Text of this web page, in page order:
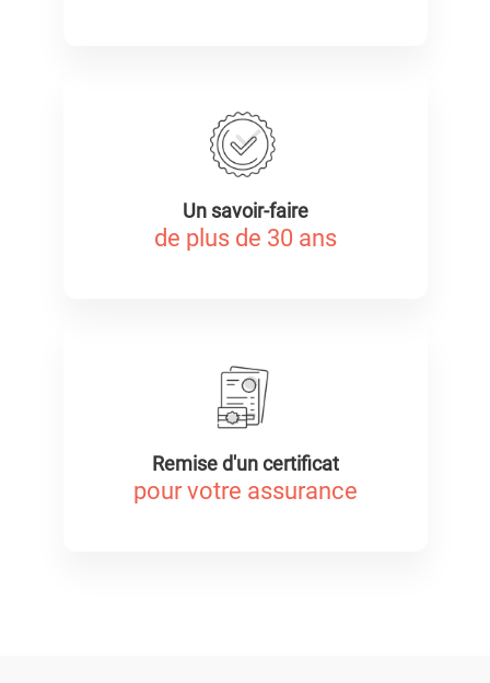
Un savoir-faire
de plus de 30 ans
Remise d'un certificat
pour votre assurance